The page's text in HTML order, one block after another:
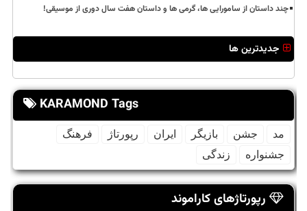
چند داستان از سامورایی ها، گرمی ها و داستان هفت سال دوری از موسیقی!
جدیدترین ها
KARAMOND Tags
مد جشن بازیگر ایران رپورتاژ
فرهنگ
جشنواره
زندگی
رپورتاژهای کاراموند